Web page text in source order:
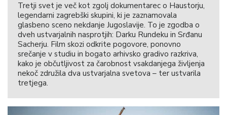
Tretji svet je več kot zgolj dokumentarec o Haustorju,
legendarni zagrebški skupini, ki je zaznamovala
glasbeno sceno nekdanje Jugoslavije. To je zgodba o
dveh ustvarjalnih nasprotjih: Darku Rundeku in Srđanu
Sacherju. Film skozi odkrite pogovore, ponovno
srečanje v studiu in bogato arhivsko gradivo razkriva,
kako je občutljivost za čarobnost vsakdanjega življenja
nekoč združila dva ustvarjalna svetova – ter ustvarila
tretjega.